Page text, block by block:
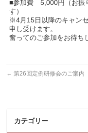
■参加費 5,000円（お振
す）
※4月15日以降のキャン
申し受けます。
奮ってのご参加をお待ち
← 第26回定例研修会のご案内
カテゴリー